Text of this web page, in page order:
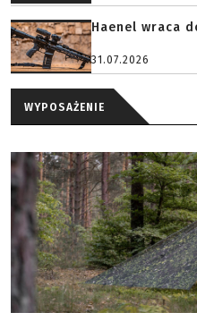
Haenel wraca
31.07.2026
WYPOSAŻENIE